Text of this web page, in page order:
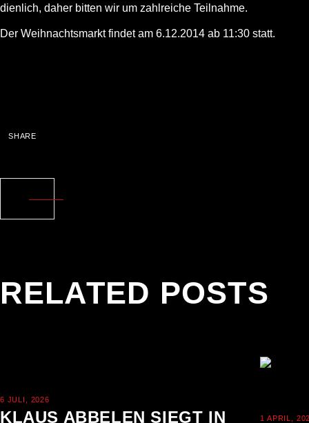
dienlich, daher bitten wir um zahlreiche Teilnahme.
Der Weihnachtsmarkt findet am 6.12.2014 ab 11:30 statt.
SHARE
RELATED POSTS
6 JULI, 2026
KLAUS ABBELEN SIEGT IN
1 APRIL,